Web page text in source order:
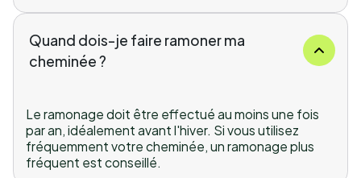
Quand dois-je faire ramoner ma
cheminée ?
Le ramonage doit être effectué au moins une fois
par an, idéalement avant l'hiver. Si vous utilisez
fréquemment votre cheminée, un ramonage plus
fréquent est conseillé.